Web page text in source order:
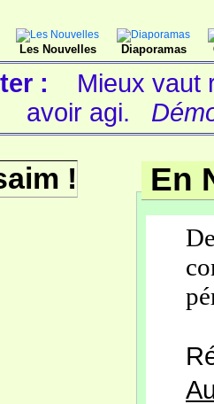
Les Nouvelles Diaporamas
:
Mieux vaut
avoir agi.
! En